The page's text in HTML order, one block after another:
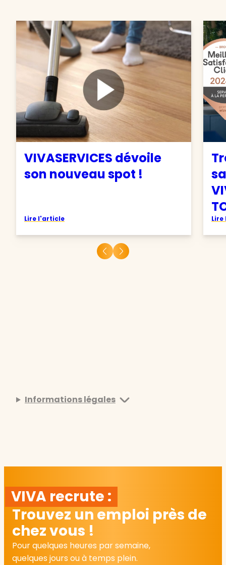
VIVASERVICES dévoile
son nouveau spot !
Lire l'article
Informations légales
VIVA recrute :
Trouvez un emploi près de
chez vous !
Pour quelques heures par semaine,
quelques jours ou à temps plein.